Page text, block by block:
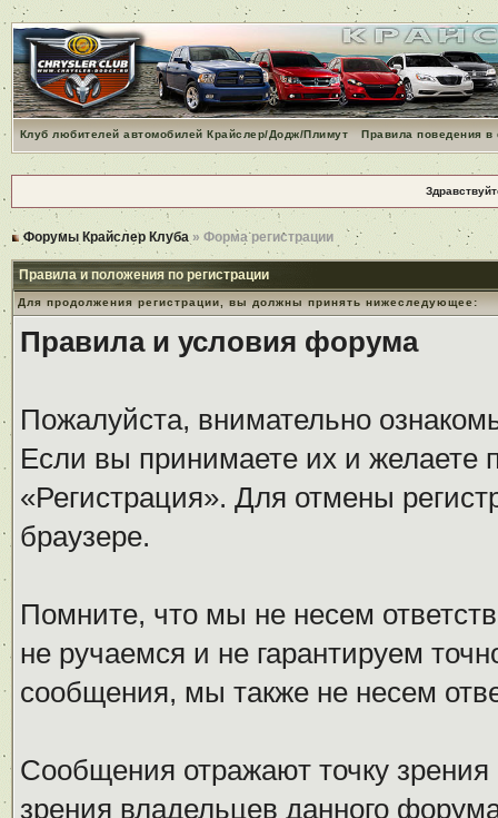
Клуб любителей автомобилей Крайслер/Додж/Плимут Правила поведения
Форумы Крайслер Клуба » Форма регистрации
Правила и положения по регистрации
Для продолжения регистрации, вы должны принять нижеследующее:
Правила и условия форума
Пожалуйста, внимательно
Если вы принимаете их и желаете
«Регистрация». Для отмены
браузере.
Помните, что мы не несем
не ручаемся и не гарантируем
сообщения, мы также не несем
Сообщения отражают точку
зрения владельцев данного